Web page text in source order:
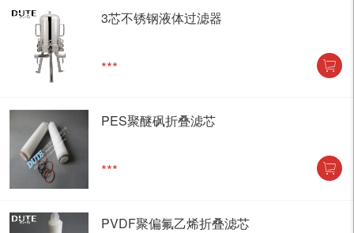
3芯不锈钢液体过滤器
***
PES聚醚砜折叠滤芯
***
PVDF聚偏氟乙烯折叠滤芯